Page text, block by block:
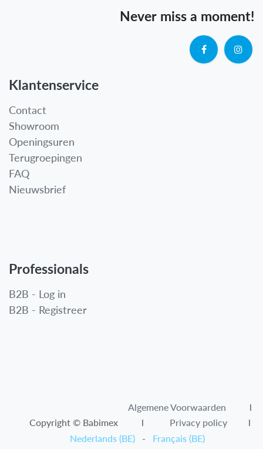
Never miss a moment!
Klantenservice
Contact
Showroom
Openingsuren
Terugroepingen
FAQ
Nieuwsbrief
Professionals
B2B - Log in
B2B - Registreer
Algemene Voorwaarden​
l
Copyright © Babimex l Privacy policy
l
Nederlands (BE)
- Français (BE)